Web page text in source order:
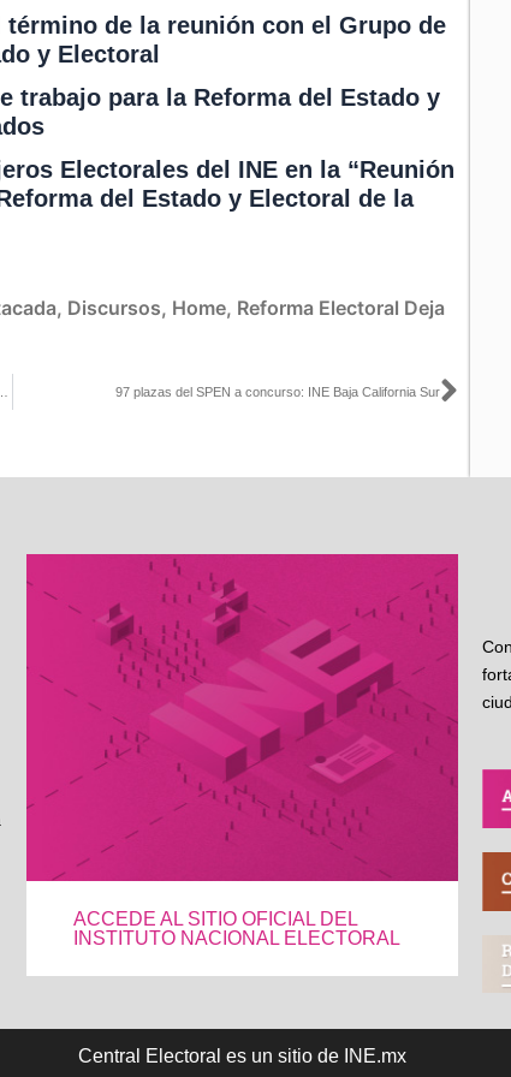
de la reunión con el Grupo de
y Electoral
trabajo para la Reforma del Estado y
Electorales del INE en la “Reunión
del Estado y Electoral de la
, Discursos, Home, Reforma Electoral Deja
97 plazas del SPEN a concurso: INE Baja California Sur
ACCEDE AL SITIO OFICIAL DEL
INSTITUTO NACIONAL ELECTORAL
Central Electoral es un sitio de INE.mx